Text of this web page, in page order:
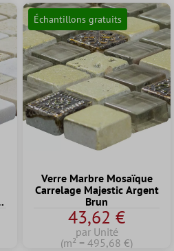
Échantillons gratuits
Verre Marbre Mosaïque
Carrelage Majestic Argent
Brun
43,62 €
par Unité
(m² = 495,68 €)